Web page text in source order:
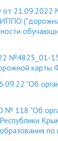
21.09.2022
№4825_01-15
карты
"Об
"Об